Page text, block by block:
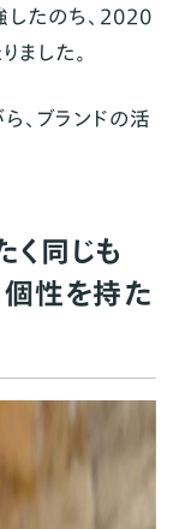
たのち、2020
ました。
、ブランドの活
同じも
個性を持た